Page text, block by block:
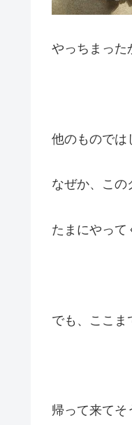
やっちまった
他のものでは
なぜか、この
たまにやって
でも、ここま
帰って来てそ